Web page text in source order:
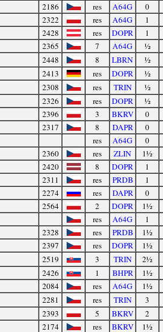
2186 res A64G 0
2322 res A64G 1
2428 res DOPR 1
2365 7 A64G ½
2448 8 LBRN ½
2413 res DOPR ½
2308 res TRIN ½
2326 res DOPR ½
2396 3 BKRV 0
2317 8 DAPR 0
res A64G 0
2360 res ZLIN 1½
2420 8 DOPR 1
2311 res PRDB 1
2274 res DAPR 0
2564 2 DOPR 1½
res A64G 1
2328 res PRDB 1½
2397 res DOPR 1½
2519 3 TRIN 2½
2426 1 BHPR 1½
2084 res A64G 1½
2281 res TRIN 3
2393 5 BKRV 2
2174 res BKRV 1½